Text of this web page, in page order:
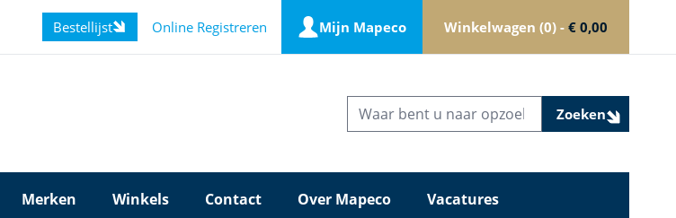
Bestellijst Online Registreren Mijn Mapeco Winkelwagen 0 - € 0,00
Merken Winkels Contact Over Mapeco Vacatures
Zoeken